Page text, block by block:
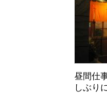
昼間仕
しぶり